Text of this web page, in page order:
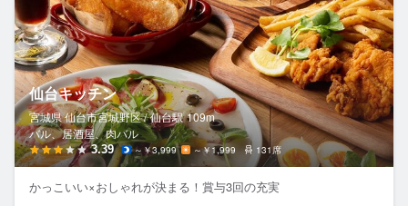
仙台キッチン
宮城県 仙台市宮城野区 / 仙台駅 109m
バル、居酒屋、肉バル
3.39 ～￥3,999 ～￥1,999 131席
かっこいい×おしゃれが決まる！賞与3回の充実